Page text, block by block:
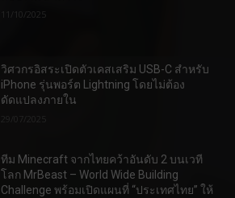
11/10/2025
วิศวกรอิสระเปิดตัวเคสเสริม USB-C สำหรับ
iPhone รุ่นพอร์ต Lightning โดยไม่ต้อง
ดัดแปลงภายใน
ทีม Minecraft จากไทยคว้าอันดับ 2 บนเวที
โลก MrBeast – World Wide Building
Challenge พร้อมเปิดแผนที่ “ประเทศไทย” ให้